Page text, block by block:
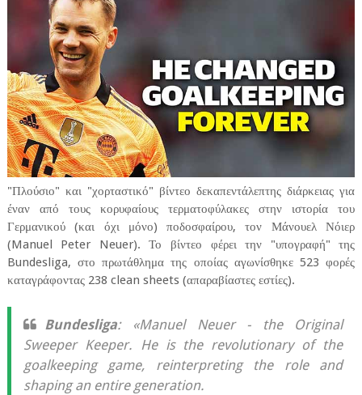
"Πλούσιο" και "χορταστικό" βίντεο δεκαπεντάλεπτης διάρκειας για
έναν από τους κορυφαίους τερματοφύλακες στην ιστορία του
Γερμανικού (και όχι μόνο) ποδοσφαίρου, τον Μάνουελ Νόιερ
(Manuel Peter Neuer). Το βίντεο φέρει την "υπογραφή" της
Bundesliga, στο πρωτάθλημα της οποίας αγωνίσθηκε 523 φορές
καταγράφοντας 238 clean sheets (απαραβίαστες εστίες).
Bundesliga: «Manuel Neuer - the Original
Sweeper Keeper. He is the revolutionary of the
goalkeeping game, reinterpreting the role and
shaping an entire generation.